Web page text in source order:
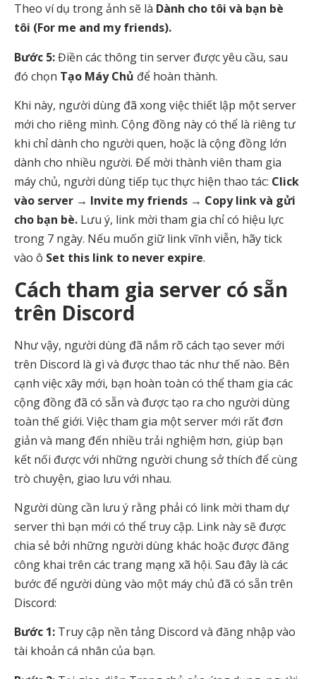
Theo ví dụ trong ảnh sẽ là Dành cho tôi và bạn bè
tôi (For me and my friends).
Bước 5:Điền các thông tin server được yêu cầu, sau
đó chọn Tạo Máy Chủ để hoàn thành.
Khi này, người dùng đã xong việc thiết lập một server
mới cho riêng mình. Cộng đồng này có thể là riêng tư
khi chỉ dành cho người quen, hoặc là cộng đồng lớn
dành cho nhiều người. Để mời thành viên tham gia
máy chủ, người dùng tiếp tục thực hiện thao tác: Click
vào server → Invite my friends → Copy link và gửi
cho bạn bè. Lưu ý, link mời tham gia chỉ có hiệu lực
trong 7 ngày. Nếu muốn giữ link vĩnh viễn, hãy tick
vào ô Set this link to never expire.
Cách tham gia server có sẵn
trên Discord
Như vậy, người dùng đã nắm rõ cách tạo sever mới
trên Discord là gì và được thao tác như thế nào. Bên
cạnh việc xây mới, bạn hoàn toàn có thể tham gia các
cộng đồng đã có sẵn và được tạo ra cho người dùng
toàn thế giới. Việc tham gia một server mới rất đơn
giản và mang đến nhiều trải nghiệm hơn, giúp bạn
kết nối được với những người chung sở thích để cùng
trò chuyện, giao lưu với nhau.
Người dùng cần lưu ý rằng phải có link mời tham dự
server thì bạn mới có thể truy cập. Link này sẽ được
chia sẻ bởi những người dùng khác hoặc được đăng
công khai trên các trang mạng xã hội. Sau đây là các
bước để người dùng vào một máy chủ đã có sẵn trên
Discord:
Bước 1: Truy cập nền tảng Discord và đăng nhập vào
tài khoản cá nhân của bạn.